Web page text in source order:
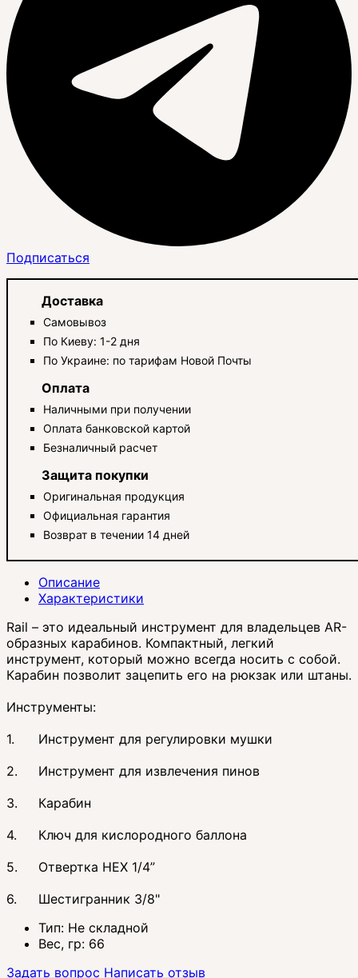
Подписаться
Доставка
Самовывоз
По Киеву: 1-2 дня
По Украине: по тарифам Новой Почты
Оплата
Наличными при получении
Оплата банковской картой
Безналичный расчет
Защита покупки
Оригинальная продукция
Официальная гарантия
Возврат в течении 14 дней
Описание
Характеристики
Rail – это идеальный инструмент для владельцев AR-
образных карабинов. Компактный, легкий
инструмент, который можно всегда носить с собой.
Карабин позволит зацепить его на рюкзак или штаны.
Инструменты:
1.
Инструмент для регулировки мушки
2.
Инструмент для извлечения пинов
3.
Карабин
4.
Ключ для кислородного баллона
5.
Отвертка HEX 1/4”
6.
Шестигранник 3/8"
Тип: Не складной
Вес, гр: 66
Задать вопрос Написать отзыв